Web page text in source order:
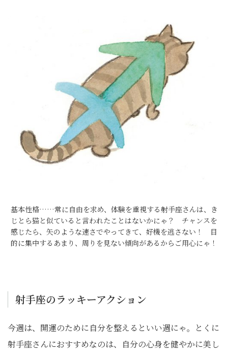
基本性格……常に自由を求め、体験を重視する射手座さんは、き
じとら猫と似ていると言われたことはないかにゃ？ チャンスを
感じたら、矢のような速さでやってきて、好機を逃さない！ 目
的に集中するあまり、周りを見ない傾向があるからご用心にゃ！
射手座のラッキーアクション
今週は、開運のために自分を整えるといい週にゃ。とくに
射手座さんにおすすめなのは、自分の心身を健やかに美し